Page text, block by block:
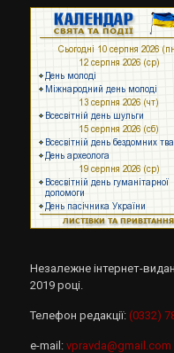
Незалежне інтернет-
2019 році.
Телефон редакції: (0332)
e-mail: vpravda@gmail.com